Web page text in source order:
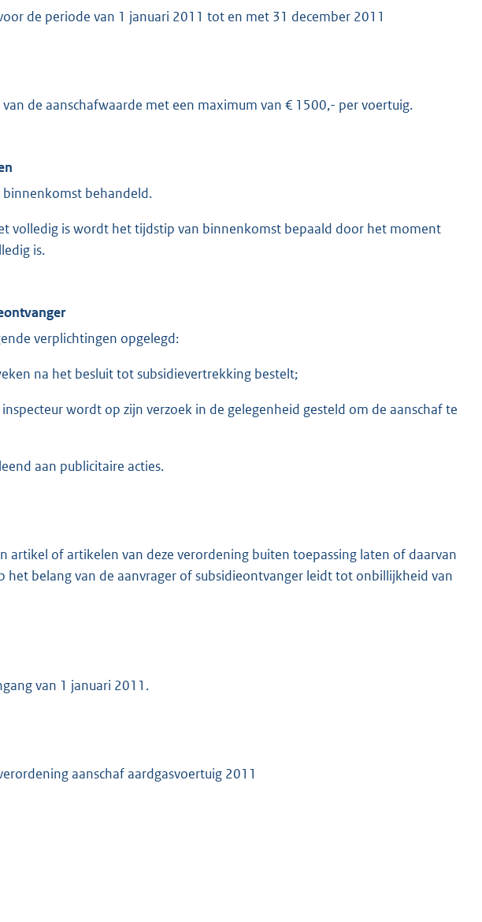
de periode van 1 januari 2011 tot en met 31 december 2011
de aanschafwaarde met een maximum van € 1500,- per voertuig.
behandeld.
volledig is wordt het tijdstip van binnenkomst bepaald door het moment
is.
verplichtingen opgelegd:
na het besluit tot subsidievertrekking bestelt;
wordt op zijn verzoek in de gelegenheid gesteld om de aanschaf te
aan publicitaire acties.
artikel of artikelen van deze verordening buiten toepassing laten of daarvan
het belang van de aanvrager of subsidieontvanger leidt tot onbillijkheid van
van 1 januari 2011.
aanschaf aardgasvoertuig 2011